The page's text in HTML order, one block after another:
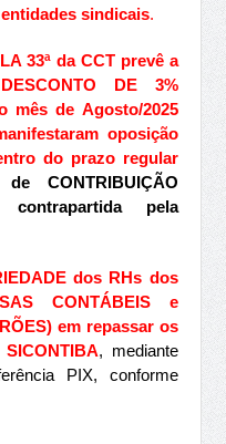
sindicais.
33ª da CCT prevê a
DE 3%
mês de Agosto/2025
oposição
do prazo regular
CONTRIBUIÇÃO
pela
dos RHs dos
CONTÁBEIS e
em repassar os
, mediante
PIX, conforme